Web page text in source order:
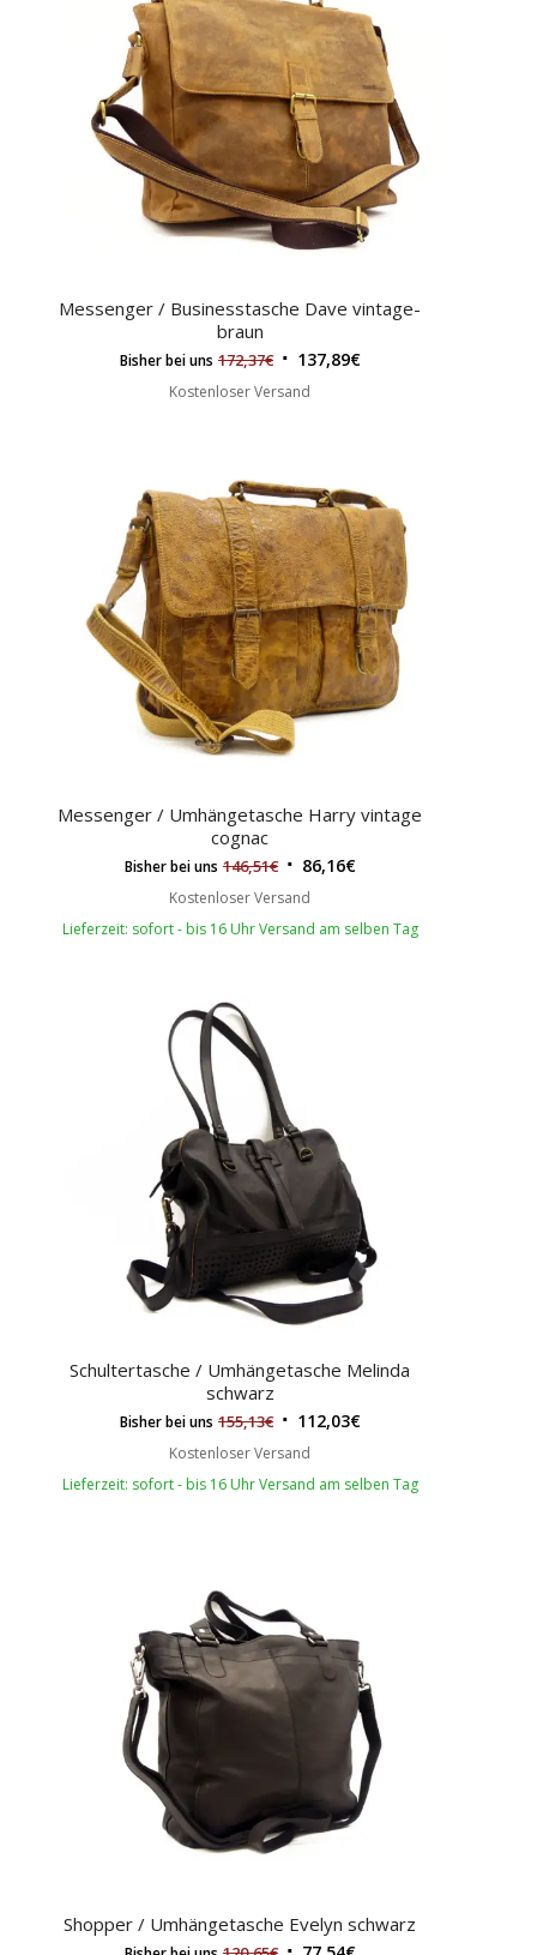
Messenger / Businesstasche Dave vintage-
braun
Bisher bei uns 172,37€ 137,89€
Kostenloser Versand
Messenger / Umhängetasche Harry vintage
cognac
Bisher bei uns 146,51€ 86,16€
Kostenloser Versand
Lieferzeit: sofort - bis 16 Uhr Versand am selben Tag
Schultertasche / Umhängetasche Melinda
schwarz
Bisher bei uns 155,13€ 112,03€
Kostenloser Versand
Lieferzeit: sofort - bis 16 Uhr Versand am selben Tag
Shopper / Umhängetasche Evelyn schwarz